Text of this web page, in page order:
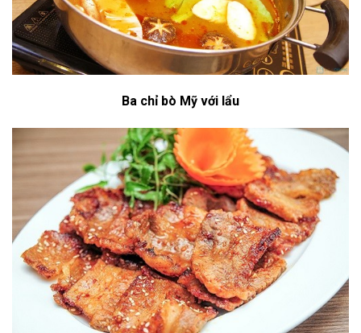
Ba chỉ bò Mỹ với lẩu